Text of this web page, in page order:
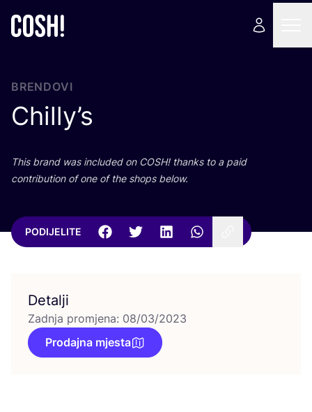
BRENDOVI
Chilly’s
This brand was inclu­ded on COSH! than­ks to a paid
con­tri­bu­ti­on of one of the shops below.
PODIJELITE
Detalji
Zadnja promjena: 08/03/2023
Prodajna mjesta